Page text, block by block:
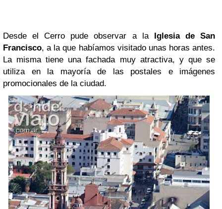
Desde el Cerro pude observar a la Iglesia de San
Francisco, a la que habíamos visitado unas horas antes.
La misma tiene una fachada muy atractiva, y que se
utiliza en la mayoría de las postales e imágenes
promocionales de la ciudad.